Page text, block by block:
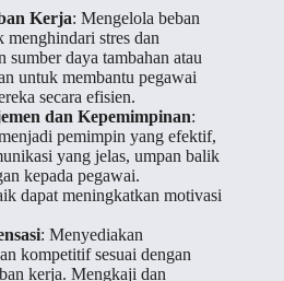
Kerja: Mengelola beban
stres dan
sumber daya tambahan atau
untuk membantu pegawai
secara efisien.
dan Kepemimpinan:
pemimpin yang efektif,
yang jelas, umpan balik
kepada pegawai.
dapat meningkatkan motivasi
: Menyediakan
kompetitif sesuai dengan
kerja. Mengkaji dan